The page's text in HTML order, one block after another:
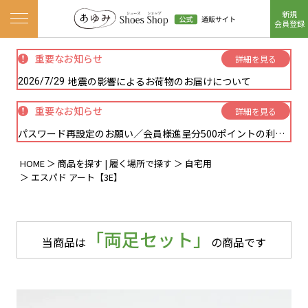
ナビゲーションメニューを開く
新規
会員登録
重要なお知らせ
2026/7/29 地震の影響によるお荷物のお届けについて
詳細を見る
重要なお知らせ
パスワード再設定のお願い／会員様進呈分500ポイントの利用方法に関しまして
詳細を見る
HOME 商品を探す | 履く場所で探す
自宅用
エスパド アート【3E】
当商品は 「両足セット」 の商品です